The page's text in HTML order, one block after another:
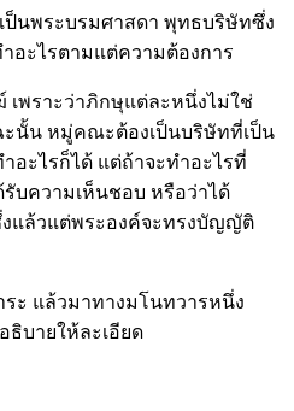
ป็นพระบรมศาสดา พุทธบริษัทซึ่ง
อะไรตามแต่ความต้องการ
เพราะว่าภิกษุแต่ละหนึ่งไม่ใช่
นั้น หมู่คณะต้องเป็นบริษัทที่เป็น
ะไรก็ได้ แต่ถ้าจะทำอะไรที่
บความเห็นชอบ หรือว่าได้
แล้วแต่พระองค์จะทรงบัญญัติ
ระ แล้วมาทางมโนทวารหนึ่ง
ธิบายให้ละเอียด